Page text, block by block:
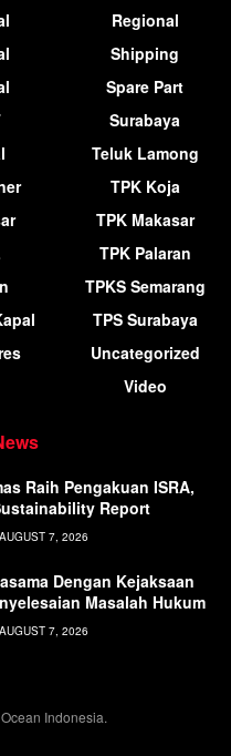
Regional
Shipping
Spare Part
Surabaya
Teluk Lamong
TPK Koja
TPK Makasar
TPK Palaran
TPKS Semarang
TPS Surabaya
Uncategorized
Video
Raih Pengakuan ISRA,
Report
AUGUST 7, 2026
Dengan Kejaksaan
Masalah Hukum
AUGUST 7, 2026
Indonesia.